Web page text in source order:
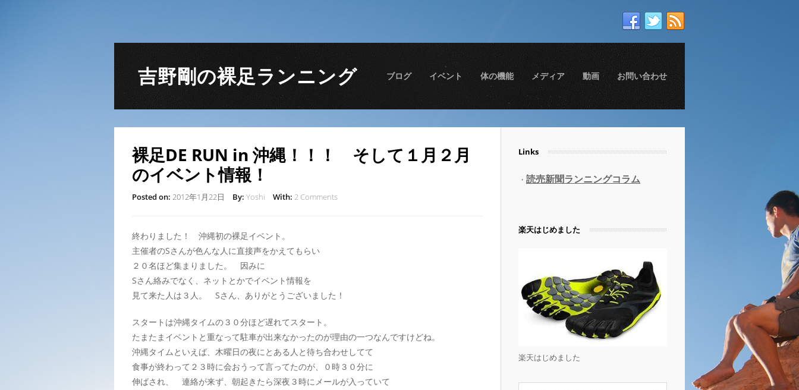
吉野剛の裸足ランニング ブログ イベント 体の機能 メディア 動画 お問い合わせ
裸足DE RUN in 沖縄！！！ そして１月２月
のイベント情報！
Posted on: 2012年1月22日 By: Yoshi With: 2 Comments
終わりました！ 沖縄初の裸足イベント。
主催者のSさんが色んな人に直接声をかえてもらい
２０名ほど集まりました。 因みに
Sさん絡みでなく、ネットとかでイベント情報を
見て来た人は３人。 Sさん、ありがとうございました！
スタートは沖縄タイムの３０分ほど遅れてスタート。
たまたまイベントと重なって駐車が出来なかったのが理由の一つなんですけどね。
沖縄タイムといえば、木曜日の夜にとある人と待ち合わせしてて
食事が終わって２３時に会おうって言ってたのが、０時３０分に
伸ばされ、 連絡が来ず、朝起きたら深夜３時にメールが入っていて
Links
・ 読売新聞ランニングコラム
楽天はじめました
楽天はじめました